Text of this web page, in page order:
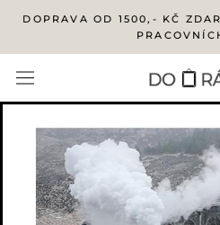
obsah
DOPRAVA OD 1500,- KČ